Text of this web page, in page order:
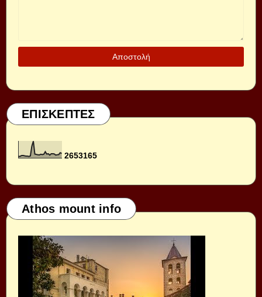
ΕΠΙΣΚΕΠΤΕΣ
2653165
Athos mount info